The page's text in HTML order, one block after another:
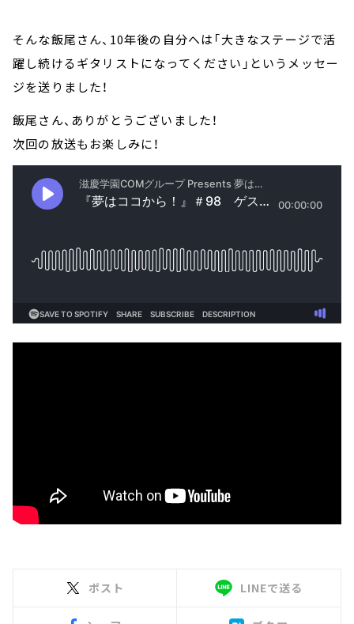
そんな飯尾さん、10年後の自分へは「大きなステージで活
躍し続けるギタリストになってください」というメッセー
ジを送りました！
飯尾さん、ありがとうございました！
次回の放送もお楽しみに！
ポスト LINEで送る